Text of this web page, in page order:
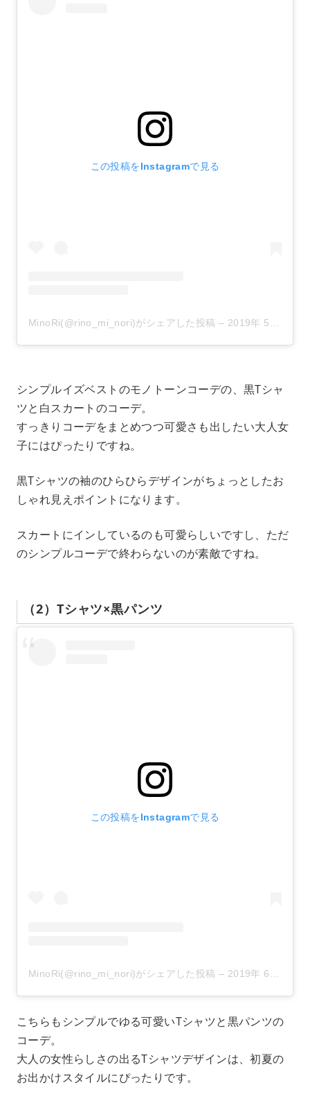
この投稿をInstagramで見る
MinoRi(@rino_mi_nori)がシェアした投稿 – 2019年 5月月28日午後6時22分PDT
シンプルイズベストのモノトーンコーデの、黒Tシャ
ツと白スカートのコーデ。
すっきりコーデをまとめつつ可愛さも出したい大人女
子にはぴったりですね。
黒Tシャツの袖のひらひらデザインがちょっとしたお
しゃれ見えポイントになります。
スカートにインしているのも可愛らしいですし、ただ
のシンプルコーデで終わらないのが素敵ですね。
（2）Tシャツ×黒パンツ
この投稿をInstagramで見る
MinoRi(@rino_mi_nori)がシェアした投稿 – 2019年 6月月21日午前12時58分PDT
こちらもシンプルでゆる可愛いTシャツと黒パンツの
コーデ。
大人の女性らしさの出るTシャツデザインは、初夏の
お出かけスタイルにぴったりです。